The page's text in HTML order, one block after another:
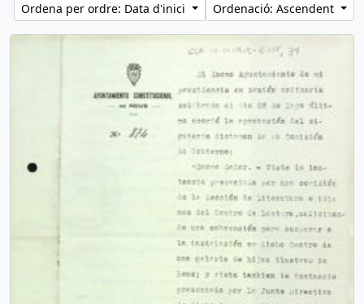
Ordena per ordre: Data d'inici
Ordenació: Ascendent